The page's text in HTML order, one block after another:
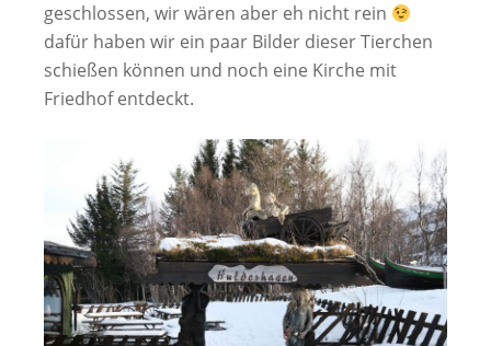
geschlossen, wir wären aber eh nicht rein
dafür haben wir ein paar Bilder dieser Tierchen
schießen können und noch eine Kirche mit
Friedhof entdeckt.